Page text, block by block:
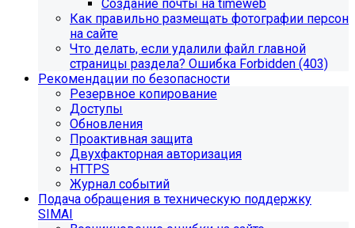
Создание почты на timeweb
Как правильно размещать фотографии персон
на сайте
Что делать, если удалили файл главной
страницы раздела? Ошибка Forbidden (403)
Рекомендации по безопасности
Резервное копирование
Доступы
Обновления
Проактивная защита
Двухфакторная авторизация
HTTPS
Журнал событий
Подача обращения в техническую поддержку
SIMAI